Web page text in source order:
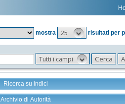
mostra
25 risultati per
Tutti i campi
Ricerca su indici
Archivio di Autorità